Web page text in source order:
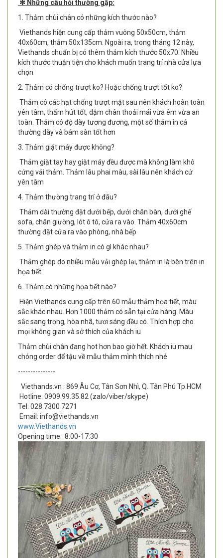
✻ Những câu hỏi thường gặp:
1. Thảm chùi chân có những kích thước nào?
Viethands hiện cung cấp thảm vuông 50x50cm, thảm
40x60cm, thảm 50x135cm. Ngoài ra, trong tháng 12 này,
Viethands chuẩn bị có thêm thảm kích thước 50x70. Nhiều
kích thước thuận tiện cho khách muốn trang trí nhà cửa lựa
chọn
2. Thảm có chống trượt ko? Hoặc chống trượt tốt ko?
Thảm có các hạt chống trượt mặt sau nên khách hoàn toàn
yên tâm, thấm hút tốt, dậm chân thoải mái vừa êm vừa an
toàn. Thảm có độ dày tương đương, một số thảm in cá
thường dày và bám sàn tốt hơn
3. Thảm giặt máy được không?
Thảm giặt tay hay giặt máy đều được mà không làm khô
cứng vải thảm. Thảm lâu phai màu, sài lâu nên khách cứ
yên tâm
4. Thảm thường trang trí ở đâu?
Thảm dài thường đặt dưới bếp, dưới chân bàn, dưới ghế
sofa, chân giường, lót ô tô, cửa ra vào. Thảm 40x60cm
thường đặt cửa ra vào phòng, nhà bếp
5. Thảm ghép và thảm in có gì khác nhau?
Thảm ghép do nhiều mẫu vải ghép lại, thảm in là bên trên in
họa tiết.
6. Thảm có những họa tiết nào?
Hiện Viethands cung cấp trên 60 mẫu thảm họa tiết, màu
sắc khác nhau. Hơn 1000 thảm có sẵn tại cửa hàng. Màu
sắc sang trọng, hòa nhã, tươi sáng đều có. Thích hợp cho
mọi không gian và sở thích của khách iu
Thảm chùi chân đang hot hơn bao giờ hết. Khách iu mau
chóng order để tậu về mẫu thảm mình thích nhé
---------------
Viethands.vn : 869 Âu Cơ, Tân Sơn Nhì, Q. Tân Phú Tp.HCM
Hotline: 0909.99.35.82 (zalo/viber/skype)
Tel: 028.7300 7271
Email: info@viethands.vn
www.Viethands.vn
Opening time: 8:00-17:30